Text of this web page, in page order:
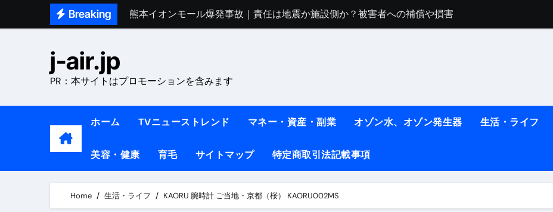
Breaking
熊本イオンモール爆発事故｜責任は地震か施設側か？被害者への補償や損害賠償をわかりやすく解説
【医者が教える】本当に痩せる薬はコレ！ #医療ダイエット
中町綾が2週間で3.5kg痩せた方法 #shots
【医者が解説】このふくらはぎ痩せ本当に効果ある？ #エクササイズ
【美容】ダイエットに対する私の考え方と実践方法を解説します【健康】
j-air.jp
PR：本サイトはプロモーションを含みます
ホーム TVニューストレンド マネー・資産・副業 オゾン水、オゾン発生器 生活・ライフ
美容・健康 育毛 サイトマップ 特定商取引法記載事項
Home 生活・ライフ KAORU 腕時計 ご当地・京都（桜） KAORU002MS